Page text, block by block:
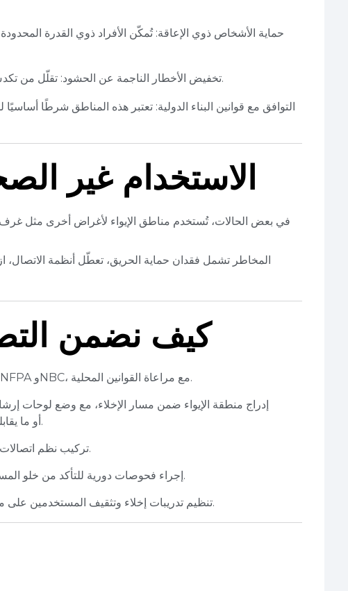
حماية الأشخاص ذوي الإعاقة: تُمكّن الأفراد ذوي القدرة
تخفيض الأخطار الناجمة عن الحشود: تقلّل من تكدس الممرات والسلالم خلال الطوارئ.
التوافق مع قوانين البناء الدولية: تعتبر هذه المناطق شرطًا أساسيًا
الاستخدام غير
في بعض الحالات، تُستخدم مناطق الإيواء لأغراض أخرى مثل غرف
المخاطر تشمل فقدان حماية الحريق، تعطّل أنظمة الاتصال،
كيف نضمن
الالتزام بالكودات الدولية مثل IBC وNFPA وNBC، مع مراعاة القوانين المحلية.
إدراج منطقة الإيواء ضمن مسار الإخلاء، مع وضع لوحات
"AREA OF REFUGE" أو ما يقابلها بالعربية.
تركيب نظم اتصالات مقاومة للحريق تعمل أثناء الطوارئ.
إجراء فحوصات دورية للتأكد من خلو المساحة وعدم استخدامها لأغراض أخرى.
تنظيم تدريبات إخلاء وتثقيف المستخدمين على موقع هذه المناطق وكيفية استخدامها.